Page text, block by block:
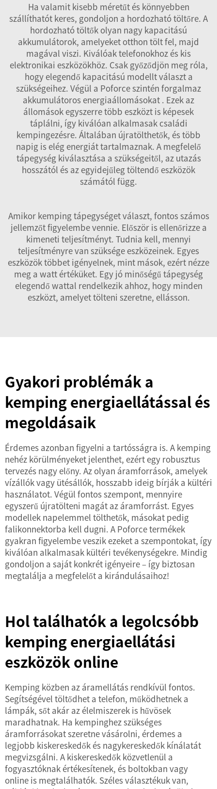
Ha valamit kisebb méretűt és könnyebben
szállíthatót keres, gondoljon a hordozható töltőre. A
hordozható töltők olyan nagy kapacitású
akkumulátorok, amelyeket otthon tölt fel, majd
magával viszi. Kiválóak telefonokhoz és kis
elektronikai eszközökhöz. Csak győződjön meg róla,
hogy elegendő kapacitású modellt választ a
szükségeihez. Végül a Poforce szintén forgalmaz
akkumulátoros energiaállomásokat . Ezek az
állomások egyszerre több eszközt is képesek
táplálni, így kiválóan alkalmasak családi
kempingezésre. Általában újratölthetők, és több
napig is elég energiát tartalmaznak. A megfelelő
tápegység kiválasztása a szükségeitől, az utazás
hosszától és az egyidejűleg töltendő eszközök
számától függ.
Amikor kemping tápegységet választ, fontos számos
jellemzőt figyelembe vennie. Először is ellenőrizze a
kimeneti teljesítményt. Tudnia kell, mennyi
teljesítményre van szüksége eszközeinek. Egyes
eszközök többet igényelnek, mint mások, ezért nézze
meg a watt értéküket. Egy jó minőségű tápegység
elegendő wattal rendelkezik ahhoz, hogy minden
eszközt, amelyet tölteni szeretne, ellásson.
Gyakori problémák a
kemping energiaellátással és
megoldásaik
Érdemes azonban figyelni a tartósságra is. A kemping
nehéz körülményeket jelenthet, ezért egy robusztus
tervezés nagy előny. Az olyan áramforrások, amelyek
vízállók vagy ütésállók, hosszabb ideig bírják a kültéri
használatot. Végül fontos szempont, mennyire
egyszerű újratölteni magát az áramforrást. Egyes
modellek napelemmel tölthetők, másokat pedig
falikonnektorba kell dugni. A Poforce termékek
gyakran figyelembe veszik ezeket a szempontokat, így
kiválóan alkalmasak kültéri tevékenységekre. Mindig
gondoljon a saját konkrét igényeire – így biztosan
megtalálja a megfelelőt a kirándulásaihoz!
Hol találhatók a legolcsóbb
kemping energiaellátási
eszközök online
Kemping közben az áramellátás rendkívül fontos.
Segítségével töltődhet a telefon, működhetnek a
lámpák, sőt akár az élelmiszerek is hűvösek
maradhatnak. Ha kempinghez szükséges
áramforrásokat szeretne vásárolni, érdemes a
legjobb kiskereskedők és nagykereskedők kínálatát
megvizsgálni. A kiskereskedők közvetlenül a
fogyasztóknak értékesítenek, és boltokban vagy
online is megtalálhatók. Széles választékuk van,